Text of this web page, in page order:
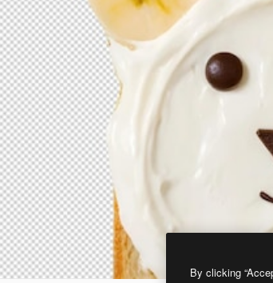
By clicking